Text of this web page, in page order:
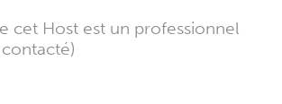
cet Host est un professionnel